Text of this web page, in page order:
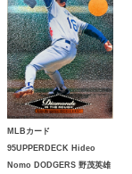
MLBカード
95UPPERDECK Hideo
Nomo DODGERS 野茂英雄